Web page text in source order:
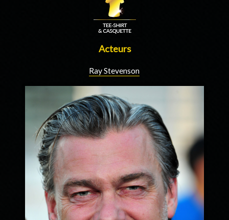
Acteurs
Ray Stevenson